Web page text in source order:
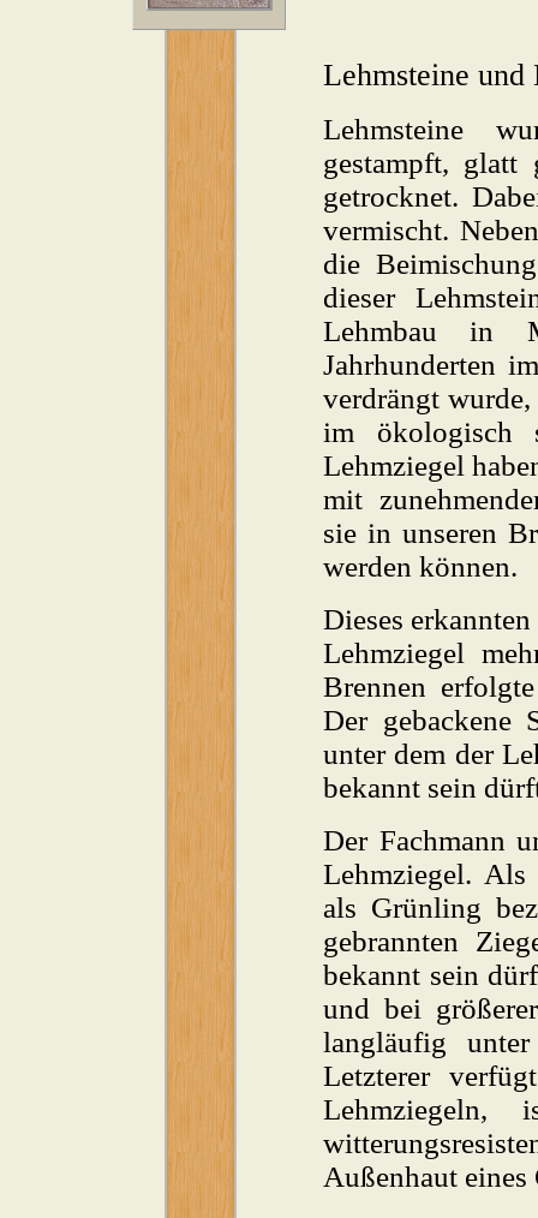
Lehmsteine und
Lehmsteine
gestampft, glatt
getrocknet.
vermischt.
die
dieser
Lehmbau in
Jahrhunderten
verdrängt
im ökologisch
Lehmziegel
mit
sie in unseren
werden können.
Dieses
Lehmziegel
Brennen
Der gebackene
unter dem der
bekannt sein
Der Fachmann
Lehmziegel. Als
als Grünling
gebrannten
bekannt sein
und bei
langläufig
Letzterer
Lehmziegeln,
Außenhaut eines